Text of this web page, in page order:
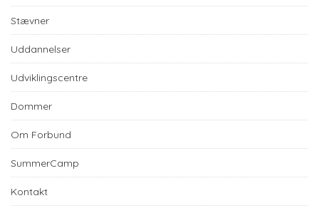
Stævner
Uddannelser
Udviklingscentre
Dommer
Om Forbund
SummerCamp
Kontakt